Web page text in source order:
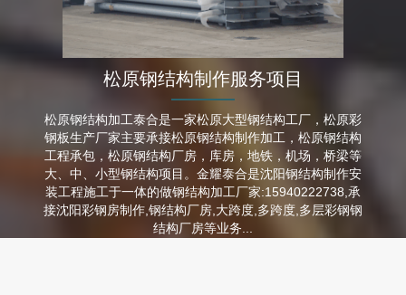
松原钢结构制作服务项目
松原钢结构加工泰合是一家松原大型钢结构工厂，松原彩
钢板生产厂家主要承接松原钢结构制作加工，松原钢结构
工程承包，松原钢结构厂房，库房，地铁，机场，桥梁等
大、中、小型钢结构项目。金耀泰合是沈阳钢结构制作安
装工程施工于一体的做钢结构加工厂家:15940222738,承
接沈阳彩钢房制作,钢结构厂房,大跨度,多跨度,多层彩钢钢
结构厂房等业务...